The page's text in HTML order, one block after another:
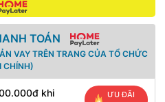
TOÁN
VAY TRÊN TRANG CỦA TỔ CHỨC
CHÍNH)
khi
ƯU ĐÃI